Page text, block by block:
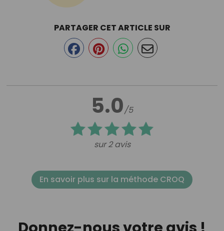
5.0/5
sur 2 avis
PARTAGER CET ARTICLE SUR
En savoir plus sur la méthode CROQ